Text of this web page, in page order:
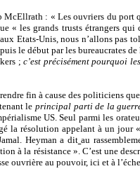
: « Les ouvriers du
« les grands trusts étrangers
Etats-Unis, nous n’allons pas
le début par les bureaucrates
;c’est précisément pourquoi
fin à cause des politiciens
leprincipal parti de la
US. Seul parmi les
la résolution appelant à un
Heyman a dit au
à la résistance ». C’est une
ouvrière au pouvoir, ici et à